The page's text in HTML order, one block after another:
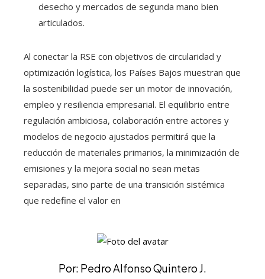
desecho y mercados de segunda mano bien
articulados.
Al conectar la RSE con objetivos de circularidad y
optimización logística, los Países Bajos muestran que
la sostenibilidad puede ser un motor de innovación,
empleo y resiliencia empresarial. El equilibrio entre
regulación ambiciosa, colaboración entre actores y
modelos de negocio ajustados permitirá que la
reducción de materiales primarios, la minimización de
emisiones y la mejora social no sean metas
separadas, sino parte de una transición sistémica
que redefine el valor en
Por: Pedro Alfonso Quintero J.